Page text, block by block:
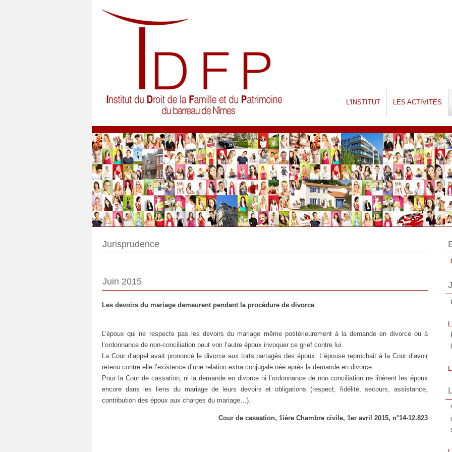
L'INSTITUT LES ACTIVITÉS
Jurisprudence
Juin 2015
Les devoirs du mariage demeurent pendant la procédure de divorce
L’époux qui ne respecte pas les devoirs du mariage même postérieurement à la demande en divorce ou à
l’ordonnance de non-conciliation peut voir l’autre époux invoquer ce grief contre lui.
La Cour d’appel avait prononcé le divorce aux torts partagés des époux. L’épouse reprochait à la Cour d’avoir
retenu contre elle l’existence d’une relation extra conjugale née après la demande en divorce.
Pour la Cour de cassation, ni la demande en divorce ni l’ordonnance de non conciliation ne libèrent les époux
encore dans les liens du mariage de leurs devoirs et obligations (respect, fidélité, secours, assistance,
contribution des époux aux charges du mariage…).
Cour de cassation, 1ière Chambre civile, 1er avril 2015, n°14-12.823